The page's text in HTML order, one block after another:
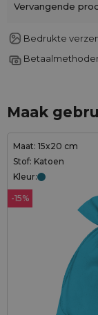
Vervangende
Bedrukte
Maak
Maat: 15x20 cm
Stof: Katoen
Kleur:
-15%